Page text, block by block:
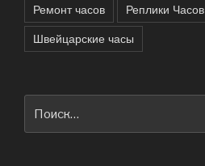
Ремонт часов
Реплики Часов
Швейцарские часы